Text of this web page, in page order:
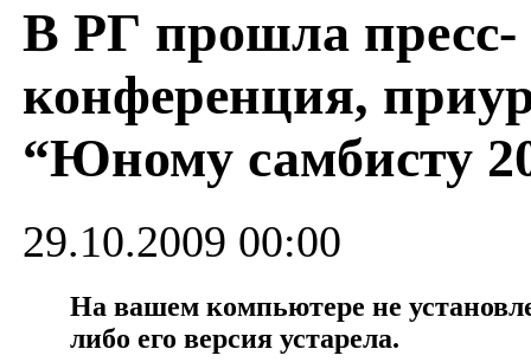
В РГ прошла пресс-
конференция,
“Юному самбисту
29.10.2009 00:00
На вашем компьютере не
либо его версия устарела.